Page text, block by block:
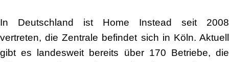
In Deutschland ist Home Instead seit 2008
vertreten, die Zentrale befindet sich in Köln. Aktuell
gibt es landesweit bereits über 170 Betriebe, die